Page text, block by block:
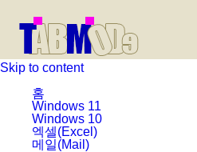
Skip to content
홈
Windows 11
Windows 10
엑셀(Excel)
메일(Mail)